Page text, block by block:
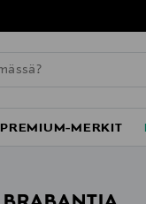
PREMIUM-MERKIT